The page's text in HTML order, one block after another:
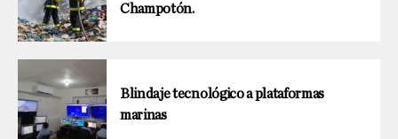
Champotón.
Blindaje tecnológico a plataformas
marinas